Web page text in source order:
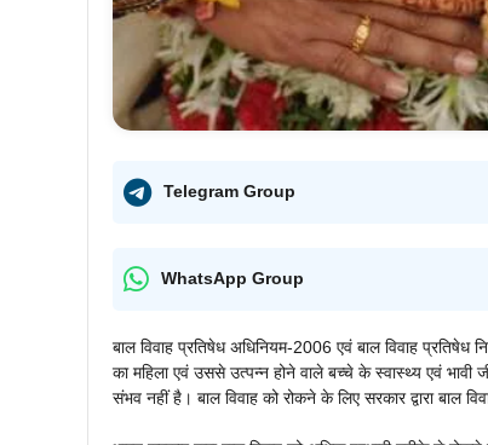
Telegram Group
WhatsApp Group
बाल विवाह प्रतिषेध अधिनियम-2006 एवं बाल विवाह प्रतिषेध
का महिला एवं उससे उत्पन्न होने वाले बच्चे के स्वास्थ्य एवं भावी
संभव नहीं है। बाल विवाह को रोकने के लिए सरकार द्वारा बाल